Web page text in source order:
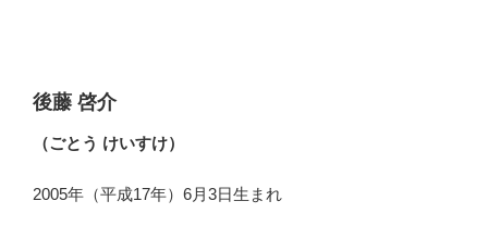
後藤 啓介
（ごとう けいすけ）
2005年（平成17年）6月3日生まれ